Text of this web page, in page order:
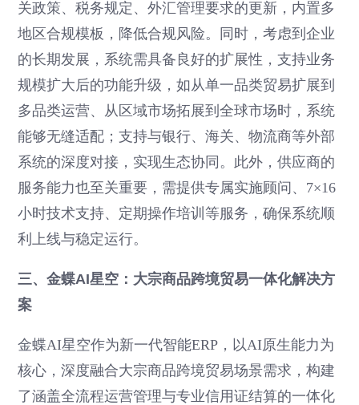
关政策、税务规定、外汇管理要求的更新，内置多
地区合规模板，降低合规风险。同时，考虑到企业
的长期发展，系统需具备良好的扩展性，支持业务
规模扩大后的功能升级，如从单一品类贸易扩展到
多品类运营、从区域市场拓展到全球市场时，系统
能够无缝适配；支持与银行、海关、物流商等外部
系统的深度对接，实现生态协同。此外，供应商的
服务能力也至关重要，需提供专属实施顾问、7×16
小时技术支持、定期操作培训等服务，确保系统顺
利上线与稳定运行。
三、金蝶AI星空：大宗商品跨境贸易一体化解决方
案
金蝶AI星空作为新一代智能ERP，以AI原生能力为
核心，深度融合大宗商品跨境贸易场景需求，构建
了涵盖全流程运营管理与专业信用证结算的一体化